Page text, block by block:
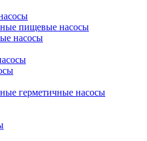
пищевые насосы
насосы
герметичные насосы